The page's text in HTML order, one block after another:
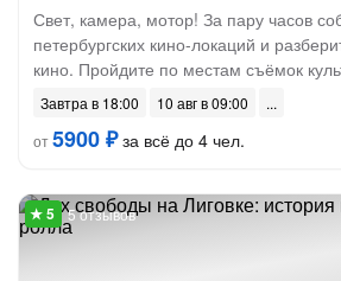
Свет, камера, мотор! За пару часов
петербургских кино-локаций и
кино. Пройдите по местам съёмок
Завтра в 18:00
10 авг в 09:00
от5900 ₽за всё до 4 чел.
5 отзывов